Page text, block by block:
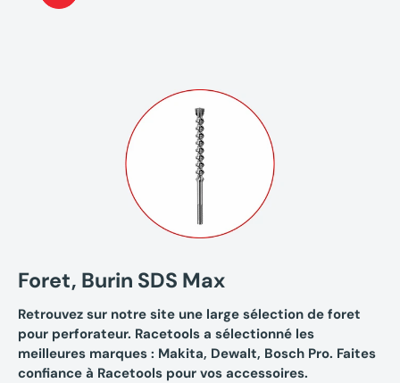
Foret, Burin SDS Max
Retrouvez sur notre site une large sélection de foret
pour perforateur. Racetools a sélectionné les
meilleures marques : Makita, Dewalt, Bosch Pro. Faites
confiance à Racetools pour vos accessoires.